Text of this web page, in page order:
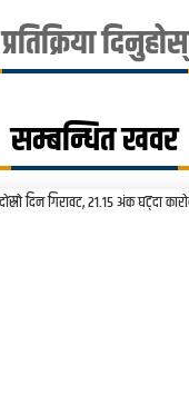
प्रतिक्रिया दिनुहोस्
सम्बन्धित खवर